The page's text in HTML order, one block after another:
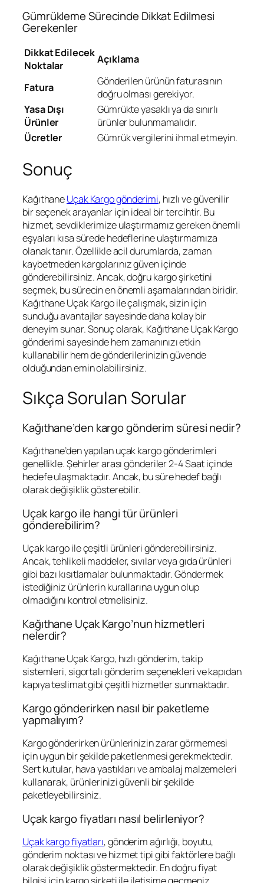
Gümrükleme Sürecinde Dikkat Edilmesi
Gerekenler
Dikkat Edilecek
Noktalar
Açıklama
Fatura
Gönderilen ürünün faturasının
doğru olması gerekiyor.
Yasa Dışı
Ürünler
Gümrükte yasaklı ya da sınırlı
ürünler bulunmamalıdır.
Ücretler
Gümrük vergilerini ihmal etmeyin.
Sonuç
KağıthaneUçak Kargo gönderimi, hızlı ve güvenilir
bir seçenek arayanlar için ideal bir tercihtir. Bu
hizmet, sevdiklerimize ulaştırmamız gereken önemli
eşyaları kısa sürede hedeflerine ulaştırmamıza
olanak tanır. Özellikle acil durumlarda, zaman
kaybetmeden kargolarınız güven içinde
gönderebilirsiniz. Ancak, doğru kargo şirketini
seçmek, bu sürecin en önemli aşamalarından biridir.
Kağıthane Uçak Kargo ile çalışmak, sizin için
sunduğu avantajlar sayesinde daha kolay bir
deneyim sunar. Sonuç olarak, Kağıthane Uçak Kargo
gönderimi sayesinde hem zamanınızı etkin
kullanabilir hem de gönderilerinizin güvende
olduğundan emin olabilirsiniz.
Sıkça Sorulan Sorular
Kağıthane’den kargo gönderim süresi nedir?
Kağıthane’den yapılan uçak kargo gönderimleri
genellikle. Şehirler arası gönderiler 2-4 Saat içinde
hedefe ulaşmaktadır. Ancak, bu süre hedef bağlı
olarak değişiklik gösterebilir.
Uçak kargo ile hangi tür ürünleri
gönderebilirim?
Uçak kargo ile çeşitli ürünleri gönderebilirsiniz.
Ancak, tehlikeli maddeler, sıvılar veya gıda ürünleri
gibi bazı kısıtlamalar bulunmaktadır. Göndermek
istediğiniz ürünlerin kurallarına uygun olup
olmadığını kontrol etmelisiniz.
Kağıthane Uçak Kargo’nun hizmetleri
nelerdir?
Kağıthane Uçak Kargo, hızlı gönderim, takip
sistemleri, sigortalı gönderim seçenekleri ve kapıdan
kapıya teslimat gibi çeşitli hizmetler sunmaktadır.
Kargo gönderirken nasıl bir paketleme
yapmalıyım?
Kargo gönderirken ürünlerinizin zarar görmemesi
için uygun bir şekilde paketlenmesi gerekmektedir.
Sert kutular, hava yastıkları ve ambalaj malzemeleri
kullanarak, ürünlerinizi güvenli bir şekilde
paketleyebilirsiniz.
Uçak kargo fiyatları nasıl belirleniyor?
Uçak kargo fiyatları, gönderim ağırlığı, boyutu,
gönderim noktası ve hizmet tipi gibi faktörlere bağlı
olarak değişiklik göstermektedir. En doğru fiyat